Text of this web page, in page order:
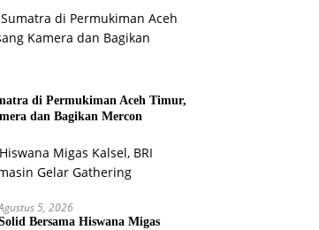
di Permukiman Aceh Timur,
dan Bagikan Mercon
5, 2026
Bersama Hiswana Migas